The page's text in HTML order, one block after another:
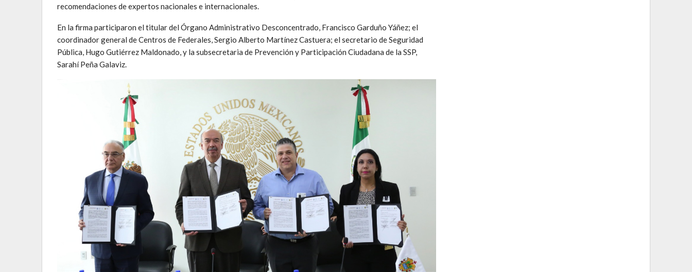
recomendaciones de expertos nacionales e internacionales.
En la firma participaron el titular del Órgano Administrativo Desconcentrado, Francisco Garduño Yáñez; el
coordinador general de Centros de Federales, Sergio Alberto Martínez Castuera; el secretario de Seguridad
Pública, Hugo Gutiérrez Maldonado, y la subsecretaria de Prevención y Participación Ciudadana de la SSP,
Sarahí Peña Galaviz.